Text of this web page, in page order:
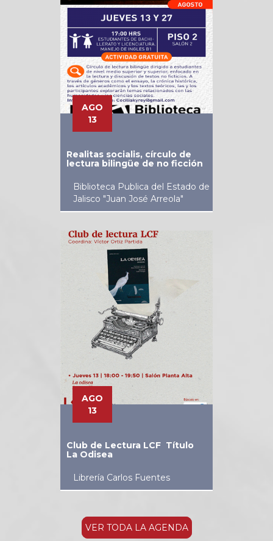
AGO
13
Realitas socialis, círculo de
lectura bilingüe de no ficción
Biblioteca Publica del Estado de
Jalisco "Juan José Arreola"
AGO
13
Club de Lectura LCF Título
La Odisea
Librería Carlos Fuentes
VER TODA LA AGENDA